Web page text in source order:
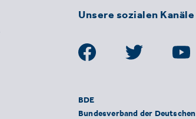
Unsere sozialen Kanäle
BDE
Bundesverband der Deutschen